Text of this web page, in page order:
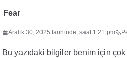
Fear
Aralık 30, 2025 tarihinde, saat 1:21 pm
Bu yazıdaki bilgiler benim için